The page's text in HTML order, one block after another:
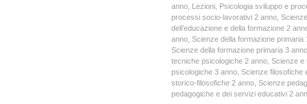
anno
Lezioni
Psicologia sviluppo e
processi socio-lavorativi 2 anno
dell’educazione e della formazione 2
anno Scienze della formazione primaria
Scienze della formazione primaria 3 anno
tecniche psicologiche 2 anno Scienze e
psicologiche 3 anno Scienze filosofiche
storico-filosofiche 2 anno Scienze
pedagogiche e dei servizi educativi 2